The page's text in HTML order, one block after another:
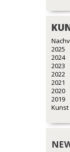
2025
2024
2023
2022
2021
2020
2019